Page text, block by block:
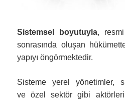
Sistemsel boyutuyla,
sonrasında oluşan
yapıyı öngörmektedir.
Sisteme yerel yönetimler,
veözel sektör gibi